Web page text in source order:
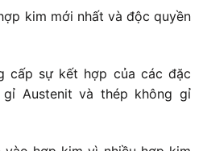
kim mới nhất và độc quyền
cấp sự kết hợp của các đặc
Austenit và thép không gỉ